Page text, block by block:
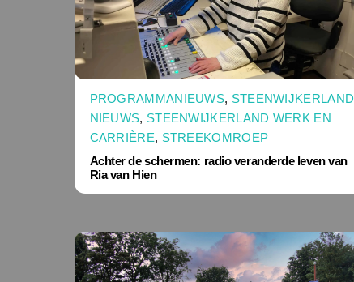
PROGRAMMANIEUWS, STEENWIJKERLAND
NIEUWS, STEENWIJKERLAND WERK EN
CARRIÈRE, STREEKOMROEP
Achter de schermen: radio veranderde leven van
Ria van Hien